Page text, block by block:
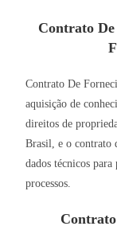
Contrato
Contrato De
aquisição de
direitos de
Brasil, e o contrato
dados técnicos
processos.
Contrato